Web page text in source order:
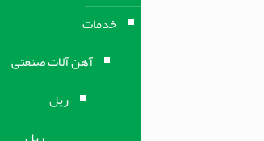
خدمات
آهن آلات صنعتی
ریل